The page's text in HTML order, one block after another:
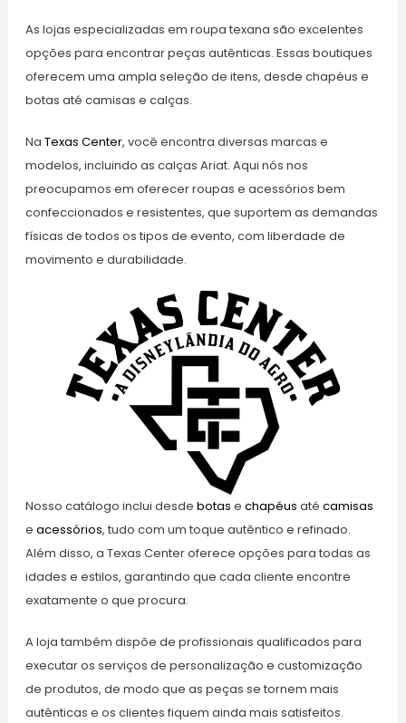
As lojas especializadas em roupa texana são excelentes
opções para encontrar peças autênticas. Essas boutiques
oferecem uma ampla seleção de itens, desde chapéus e
botas até camisas e calças.
Na Texas Center, você encontra diversas marcas e
modelos, incluindo as calças Ariat. Aqui nós nos
preocupamos em oferecer roupas e acessórios bem
confeccionados e resistentes, que suportem as demandas
físicas de todos os tipos de evento, com liberdade de
movimento e durabilidade.
Nosso catálogo inclui desde botas e chapéus até camisas
e acessórios, tudo com um toque autêntico e refinado.
Além disso, a Texas Center oferece opções para todas as
idades e estilos, garantindo que cada cliente encontre
exatamente o que procura.
A loja também dispõe de profissionais qualificados para
executar os serviços de personalização e customização
de produtos, de modo que as peças se tornem mais
autênticas e os clientes fiquem ainda mais satisfeitos.